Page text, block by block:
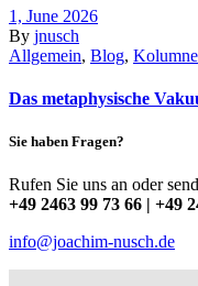
1, June 2026
By jnusch
Allgemein, Blog, Kolumne
Das metaphysische
Sie haben Fragen?
Rufen Sie uns an oder
+49 2463 99 73 66 | +49
info@joachim-nusch.de